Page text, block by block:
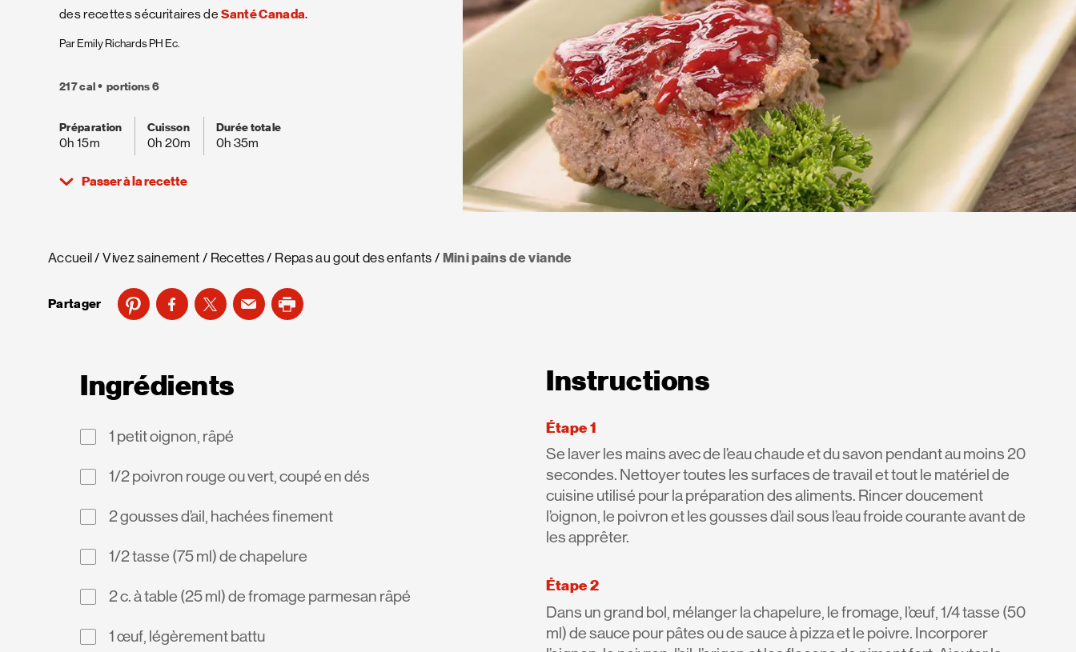
des recettes sécuritaires deSanté Canada.
Par Emily Richards PH Ec.
217 cal portions 6
Préparation
0h 15m
Cuisson
0h 20m
Durée totale
0h 35m
Passer à la recette
Accueil Vivez sainement Recettes Repas au gout des enfants Mini pains de viande
Partager
Ingrédients
1 petit oignon, râpé
1/2 poivron rouge ou vert, coupé en dés
2 gousses d’ail, hachées finement
1/2 tasse (75 ml) de chapelure
2 c. à table (25 ml) de fromage parmesan râpé
1 œuf, légèrement battu
Instructions
Étape 1
Se laver les mains avec de l’eau chaude et du savon pendant au moins 20
secondes. Nettoyer toutes les surfaces de travail et tout le matériel de
cuisine utilisé pour la préparation des aliments. Rincer doucement
l’oignon, le poivron et les gousses d’ail sous l’eau froide courante avant de
les apprêter.
Étape 2
Dans un grand bol, mélanger la chapelure, le fromage, l’œuf, 1/4 tasse (50
ml) de sauce pour pâtes ou de sauce à pizza et le poivre. Incorporer